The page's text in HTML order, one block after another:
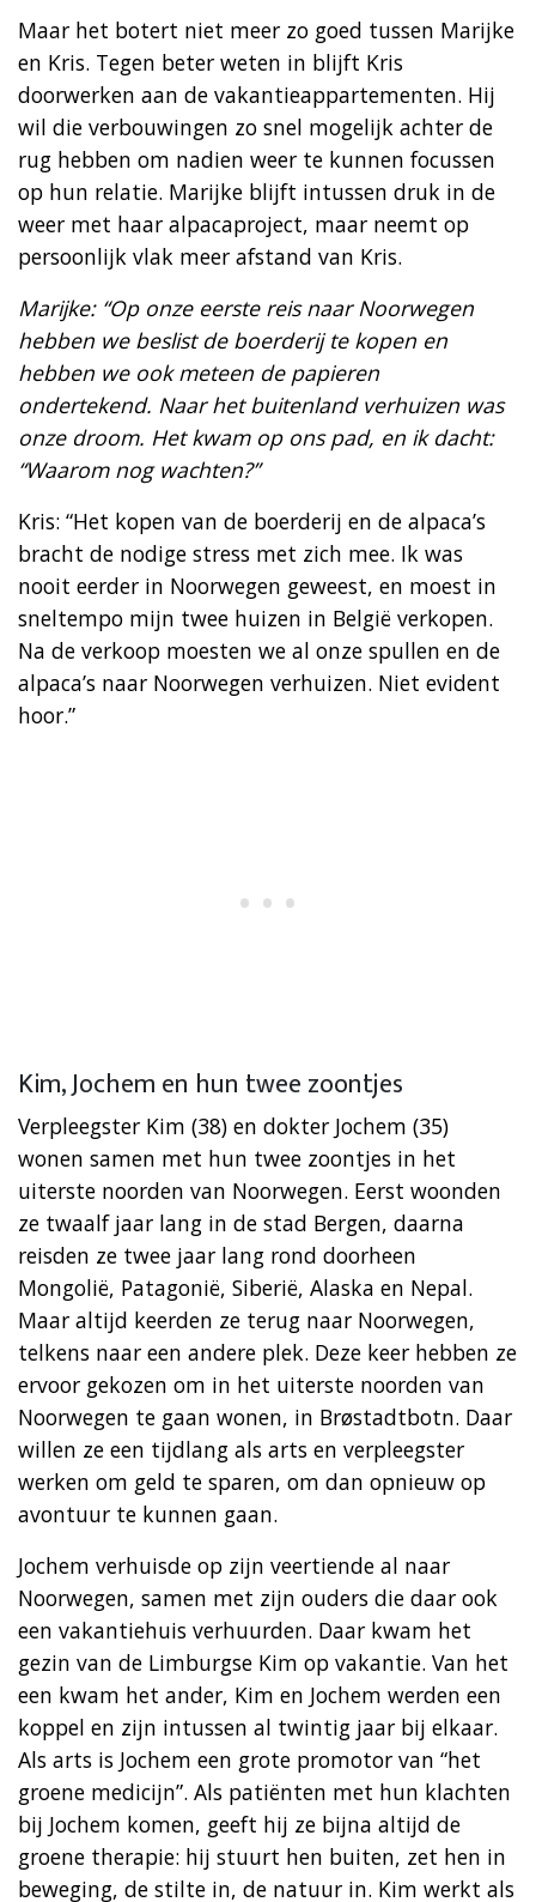
Maar het botert niet meer zo goed tussen Marijke
en Kris. Tegen beter weten in blijft Kris
doorwerken aan de vakantieappartementen. Hij
wil die verbouwingen zo snel mogelijk achter de
rug hebben om nadien weer te kunnen focussen
op hun relatie. Marijke blijft intussen druk in de
weer met haar alpacaproject, maar neemt op
persoonlijk vlak meer afstand van Kris.
Marijke: “Op onze eerste reis naar Noorwegen
hebben we beslist de boerderij te kopen en
hebben we ook meteen de papieren
ondertekend. Naar het buitenland verhuizen was
onze droom. Het kwam op ons pad, en ik dacht:
“Waarom nog wachten?”
Kris: “Het kopen van de boerderij en de alpaca’s
bracht de nodige stress met zich mee. Ik was
nooit eerder in Noorwegen geweest, en moest in
sneltempo mijn twee huizen in België verkopen.
Na de verkoop moesten we al onze spullen en de
alpaca’s naar Noorwegen verhuizen. Niet evident
hoor.”
Kim, Jochem en hun twee zoontjes
Verpleegster Kim (38) en dokter Jochem (35)
wonen samen met hun twee zoontjes in het
uiterste noorden van Noorwegen. Eerst woonden
ze twaalf jaar lang in de stad Bergen, daarna
reisden ze twee jaar lang rond doorheen
Mongolië, Patagonië, Siberië, Alaska en Nepal.
Maar altijd keerden ze terug naar Noorwegen,
telkens naar een andere plek. Deze keer hebben ze
ervoor gekozen om in het uiterste noorden van
Noorwegen te gaan wonen, in Brøstadtbotn. Daar
willen ze een tijdlang als arts en verpleegster
werken om geld te sparen, om dan opnieuw op
avontuur te kunnen gaan.
Jochem verhuisde op zijn veertiende al naar
Noorwegen, samen met zijn ouders die daar ook
een vakantiehuis verhuurden. Daar kwam het
gezin van de Limburgse Kim op vakantie. Van het
een kwam het ander, Kim en Jochem werden een
koppel en zijn intussen al twintig jaar bij elkaar.
Als arts is Jochem een grote promotor van “het
groene medicijn”. Als patiënten met hun klachten
bij Jochem komen, geeft hij ze bijna altijd de
groene therapie: hij stuurt hen buiten, zet hen in
beweging, de stilte in, de natuur in. Kim werkt als